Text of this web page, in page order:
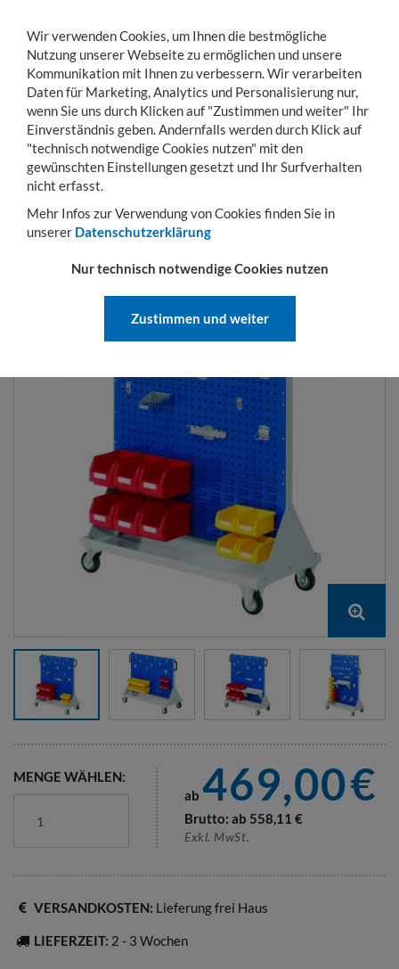
Toggle
navigation
MENÜ KONTO WARENKORB
Sie sind hier: Betriebseinrichtung Ordnungssysteme
RASTERMOBIL
MENGE WÄHLEN:
ab 469,00€
Brutto: ab 558,11 €
Exkl. MwSt.
VERSANDKOSTEN: Lieferung frei Haus
LIEFERZEIT: 2 - 3 Wochen
Wir verwenden Cookies, um Ihnen die bestmögliche
Nutzung unserer Webseite zu ermöglichen und unsere
Kommunikation mit Ihnen zu verbessern. Wir verarbeiten
Daten für Marketing, Analytics und Personalisierung nur,
wenn Sie uns durch Klicken auf "Zustimmen und weiter" Ihr
Einverständnis geben. Andernfalls werden durch Klick auf
"technisch notwendige Cookies nutzen" mit den
gewünschten Einstellungen gesetzt und Ihr Surfverhalten
nicht erfasst.
Mehr Infos zur Verwendung von Cookies finden Sie in
unserer Datenschutzerklärung
Nur technisch notwendige Cookies nutzen
Zustimmen und weiter